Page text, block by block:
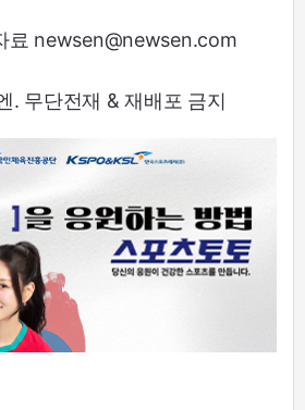
료 newsen@newsen.com
무단전재 & 재배포 금지